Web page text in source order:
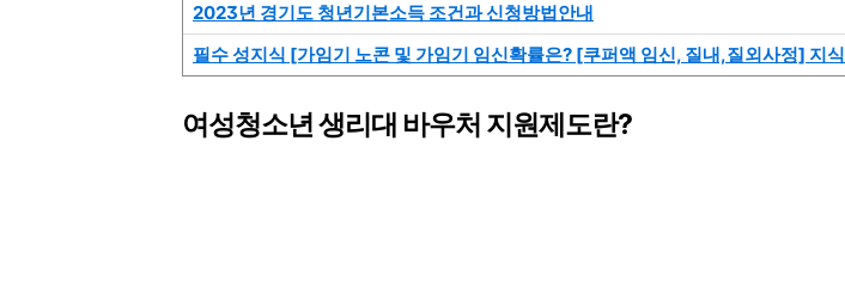
2023년 경기도 청년기본소득 조건과 신청방법안내
필수 성지식 [가임기 노콘 및 가임기 임신확률은? [쿠퍼액 임신, 질내,질외사정] 지식
여성청소년 생리대 바우처 지원제도란?